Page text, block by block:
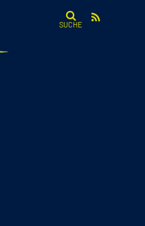
SUCHE